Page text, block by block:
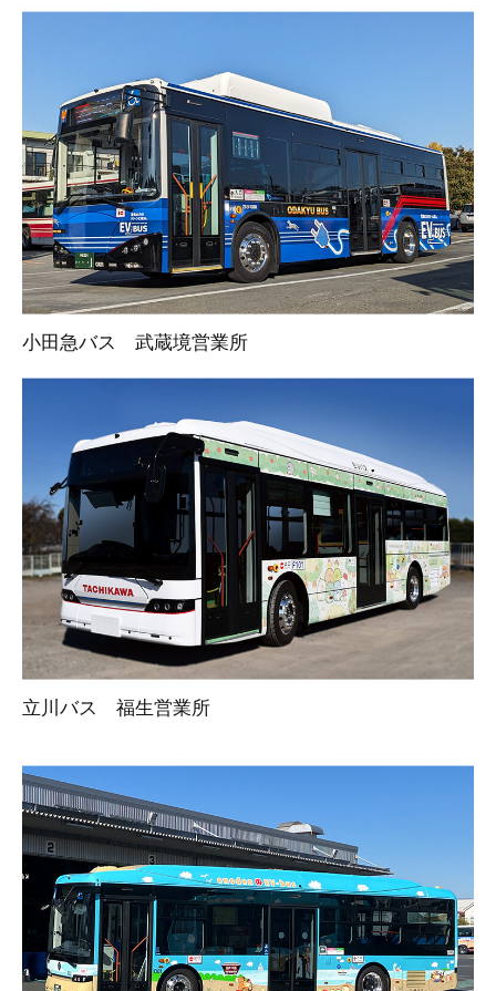
小田急バス 武蔵境営業所
立川バス 福生営業所